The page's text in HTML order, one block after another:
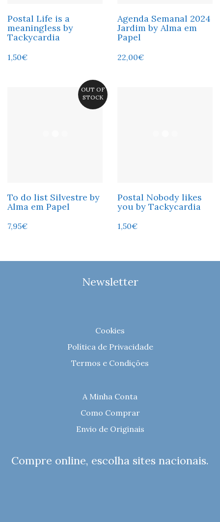
Postal Life is a
meaningless by
Tackycardia
1,50€
Agenda Semanal 2024
Jardim by Alma em
Papel
22,00€
OUT OF
STOCK
To do list Silvestre by
Alma em Papel
7,95€
Postal Nobody likes
you by Tackycardia
1,50€
Newsletter
Cookies
Política de Privacidade
Termos e Condições
A Minha Conta
Como Comprar
Envio de Originais
Compre online, escolha sites nacionais.